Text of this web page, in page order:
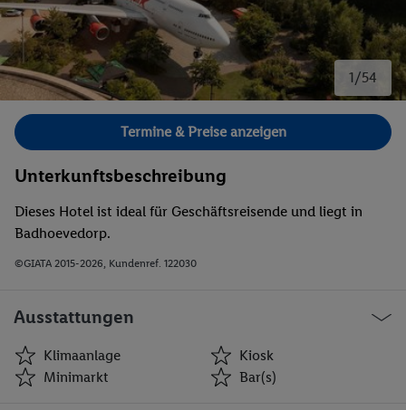
1/54
Bild 1 von 54.
Termine & Preise anzeigen
Unterkunftsbeschreibung
Dieses Hotel ist ideal für Geschäftsreisende und liegt in
Badhoevedorp.
©GIATA 2015-2026, Kundenref. 122030
Ausstattungen
Klimaanlage
Kiosk
Minimarkt
Bar(s)